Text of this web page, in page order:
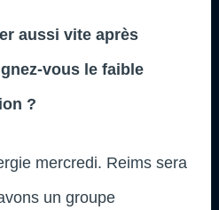
aussi vite après
vous le faible
?
mercredi. Reims sera
un groupe